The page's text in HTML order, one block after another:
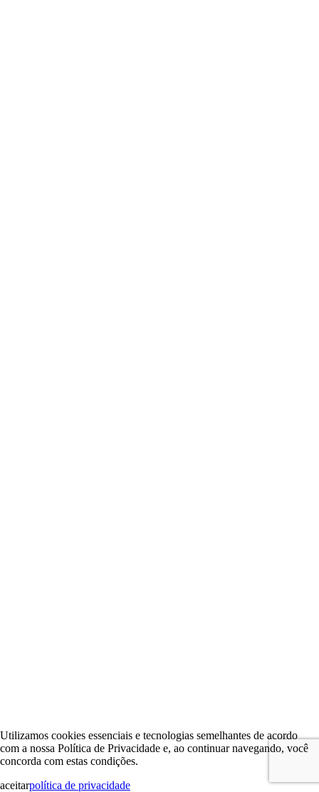
Utilizamos cookies essenciais e tecnologias semelhantes de acordo
com a nossa Política de Privacidade e, ao continuar navegando, você
concorda com estas condições.
aceitarpolítica de privacidade